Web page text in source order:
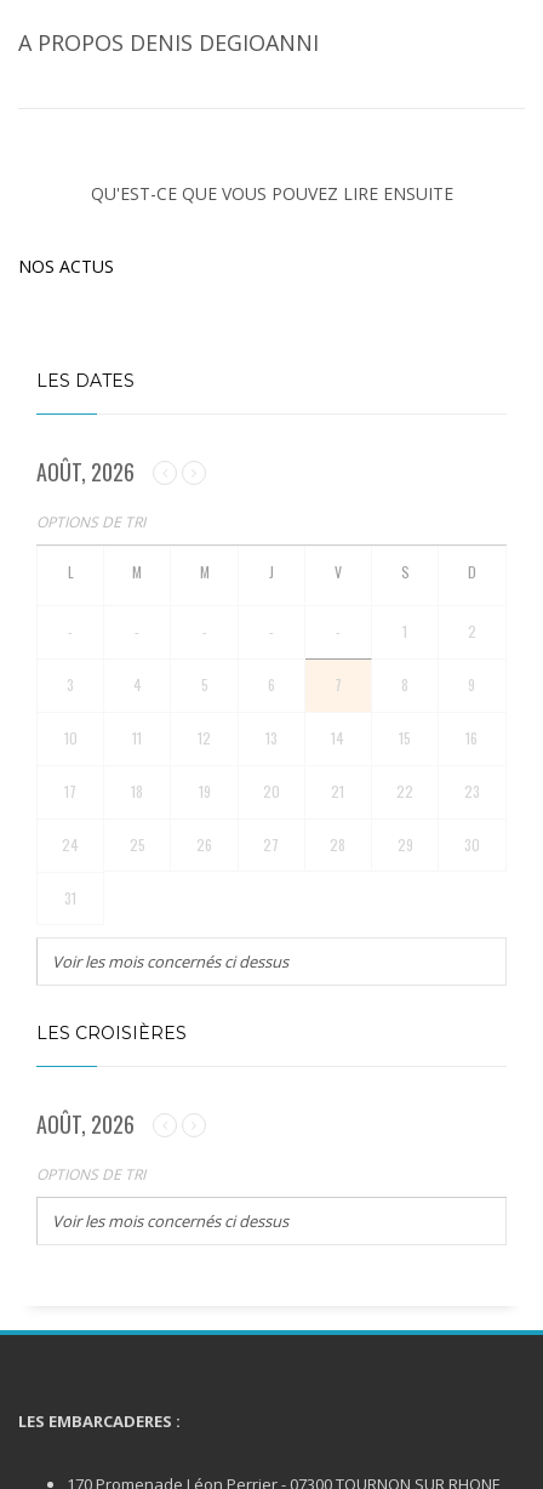
A PROPOS DENIS DEGIOANNI
QU'EST-CE QUE VOUS POUVEZ LIRE ENSUITE
NOS ACTUS
LES DATES
AOÛT, 2026
OPTIONS DE TRI
- - - - - 1 2
3 4 5 6 7 8 9
10 11 12 13 14 15 16
17 18 19 20 21 22 23
24 25 26 27 28 29 30
31
Voir les mois concernés ci dessus
LES CROISIÈRES
AOÛT, 2026
OPTIONS DE TRI
Voir les mois concernés ci dessus
LES EMBARCADERES :
170 Promenade Léon Perrier - 07300 TOURNON SUR RHONE